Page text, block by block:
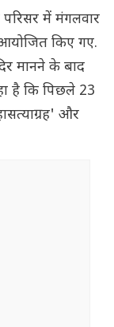
परिसर में मंगलवार
किए गए.
मानने के बाद
है कि पिछले 23
और